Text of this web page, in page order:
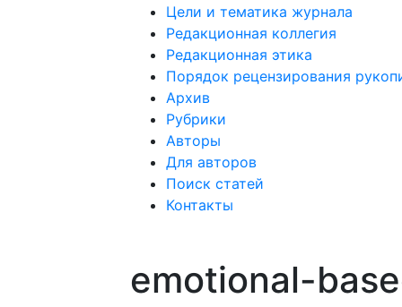
Цели и тематика журнала
Редакционная коллегия
Редакционная этика
Порядок рецензирования
Архив
Рубрики
Авторы
Для авторов
Поиск статей
Контакты
emotional-